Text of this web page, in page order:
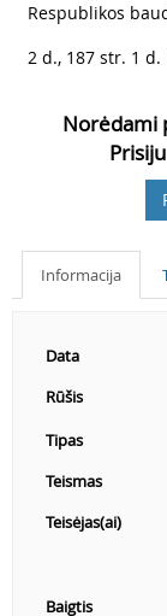
Respublikos
2 d., 187 str. 1 d.
Norėdami
Informacija
Data
Rūšis
Tipas
Teismas
Teisėjas(ai)
Baigtis